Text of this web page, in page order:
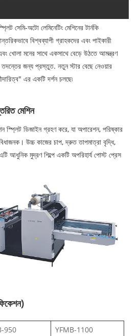
সেমি-অটো লেমিনেটিং মেশিনের টার্নকি
বিশ্বব্যাপী গ্রাহকদের এবং পাইকারী
খোলা মনের সাথে একসাথে বেড়ে উঠতে আমন্ত্রণ
জন্য প্রস্তুত. নতুন স্টার বেছে নেওয়ার
এর একটি দর্শন চলছে৷
মেশিন
স্প্লিট ডিজাইন গ্রহণ করে, যা অপারেশন, পরিষ্কার
উচ্চ কাজের চাপ, দ্রুত তাপমাত্রা বৃদ্ধি,
আধুনিক মুদ্রণ শিল্পে একটি অপরিহার্য পোস্ট প্রেস
950
YFMB-1100